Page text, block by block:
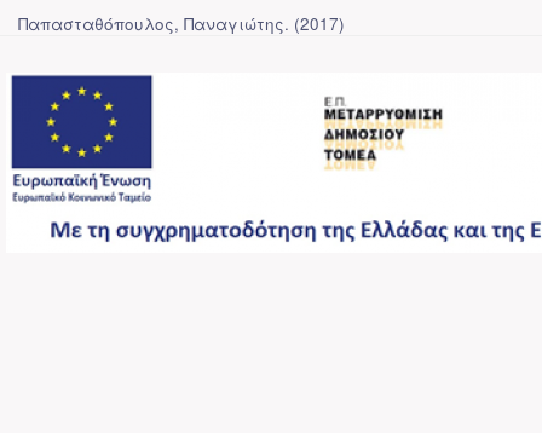
Παπασταθόπουλος, Παναγιώτης. (2017)